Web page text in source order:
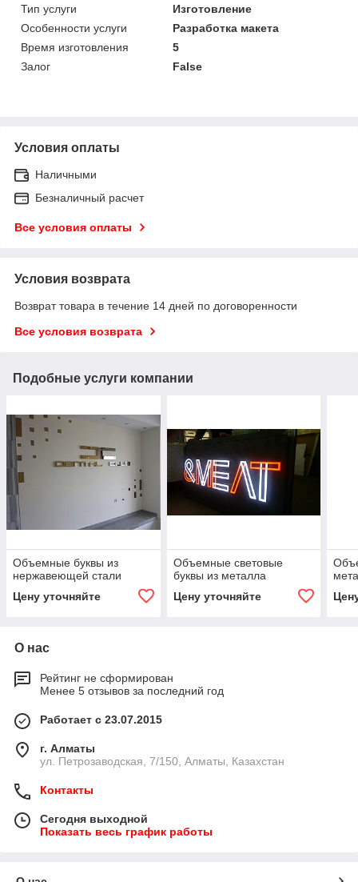
Тип услуги
Изготовление
Особенности услуги
Разработка макета
Время изготовления
5
Залог
False
Условия оплаты
Наличными
Безналичный расчет
Все условия оплаты
Условия возврата
Возврат товара в течение 14 дней по договоренности
Все условия возврата
Подобные услуги компании
Объемные буквы из
нержавеющей стали
Цену уточняйте
Объемные световые
буквы из металла
Цену уточняйте
О нас
Рейтинг не сформирован
Менее 5 отзывов за последний год
Работает с 23.07.2015
г. Алматы
ул. Петрозаводская, 7/150, Алматы, Казахстан
Контакты
Сегодня выходной
Показать весь график работы